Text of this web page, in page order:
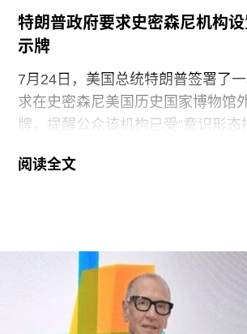
特朗普政府要求史密森尼机构
示牌
7月24日，美国总统特朗普签署了
求在史密森尼美国历史国家博物馆
牌，提醒公众该机构已受“意识形态
持续针对史密森尼学会施压行动的
扬“美国的伟大”。
其中，美国国家历史博物馆已成为
的主要目标。在本月初发布的一份
阅读全文